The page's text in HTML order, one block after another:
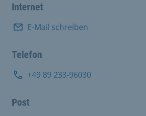
Internet
E-Mail schreiben
Telefon
+49 89 233-96030
Post